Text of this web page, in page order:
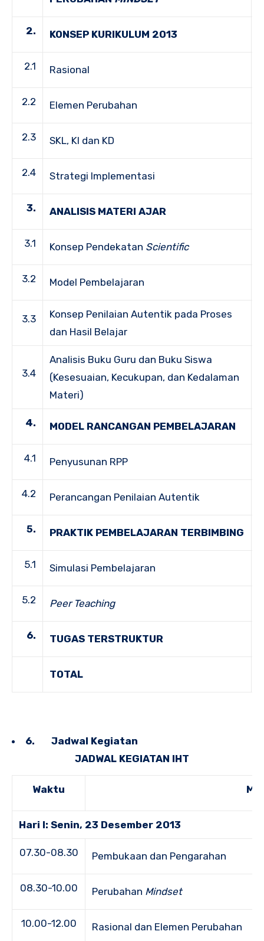
2. KONSEP KURIKULUM 2013
2.1 Rasional
2.2 Elemen Perubahan
2.3 SKL, KI dan KD
2.4 Strategi Implementasi
3. ANALISIS MATERI AJAR
3.1 Konsep Pendekatan Scientific
3.2 Model Pembelajaran
3.3
Konsep Penilaian Autentik pada Proses
dan Hasil Belajar
3.4
Analisis Buku Guru dan Buku Siswa
(Kesesuaian, Kecukupan, dan Kedalaman
Materi)
4. MODEL RANCANGAN PEMBELAJARAN
4.1 Penyusunan RPP
4.2 Perancangan Penilaian Autentik
5. PRAKTIK PEMBELAJARAN TERBIMBING
5.1 Simulasi Pembelajaran
5.2 Peer Teaching
6. TUGAS TERSTRUKTUR
TOTAL
6. Jadwal Kegiatan
JADWAL KEGIATAN IHT
Waktu
Hari I: Senin, 23 Desember 2013
07.30-08.30 Pembukaan dan Pengarahan
08.30-10.00 Perubahan Mindset
10.00-12.00 Rasional dan Elemen Perubahan